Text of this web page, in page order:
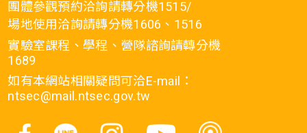
團體參觀預約洽詢請轉分機1515/
場地使用洽詢請轉分機1606、1516
實驗室課程、學程、營隊諮詢請轉分機
1689
如有本網站相關疑問可洽E-mail：
ntsec@mail.ntsec.gov.tw